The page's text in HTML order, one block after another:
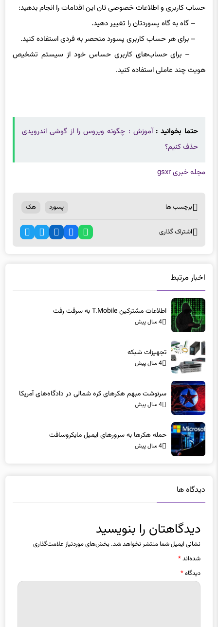
حساب کاربری و اطلاعات خصوصی تان این اقدامات را انجام بدهید:
– گاه به گاه پسوردتان را تغییر دهید.
– برای هر حساب کاربری پسورد منحصر به فردی استفاده کنید.
– برای حساب‌های کاربری حساس خود از سیستم تشخیص
هویت چند عاملی استفاده کنید.
حتما بخوانید :آموزش : چگونه ویروس را از گوشی اندرویدی
حذف کنیم؟
مجله خبری gsxr
برچسب ها پسورد هک
اشتراک گذاری
اخبار مرتبط
اطلاعات مشترکین T.Mobile به سرقت رفت
4 سال پیش
تجهیزات شبکه
4 سال پیش
سرنوشت مبهم هکرهای کره شمالی در دادگاه‌های آمریکا
4 سال پیش
حمله هکرها به سرورهای ایمیل مایکروسافت
4 سال پیش
دیدگاه ها
دیدگاهتان را بنویسید
نشانی ایمیل شما منتشر نخواهد شد. بخش‌های موردنیاز علامت‌گذاری
شده‌اند*
دیدگاه*